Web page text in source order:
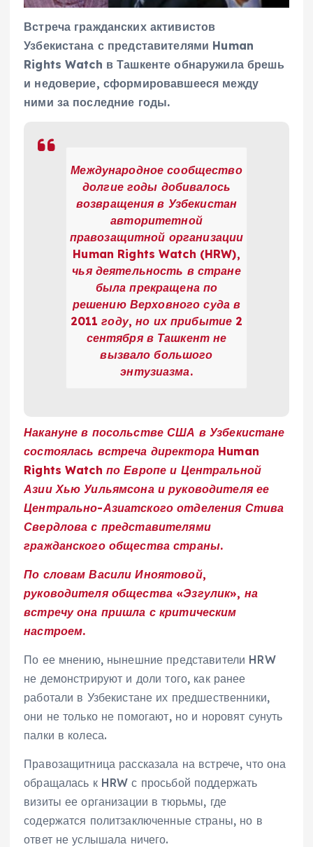
Встреча гражданских активистов
Узбекистана с представителями Human
Rights Watch в Ташкенте обнаружила брешь
и недоверие, сформировавшееся между
ними за последние годы.
Международное сообщество
долгие годы добивалось
возвращения в Узбекистан
авторитетной
правозащитной организации
Human Rights Watch (HRW),
чья деятельность в стране
была прекращена по
решению Верховного суда в
2011 году, но их прибытие 2
сентября в Ташкент не
вызвало большого
энтузиазма.
Накануне в посольстве США в Узбекистане
состоялась встреча директора Human
Rights Watch по Европе и Центральной
Азии Хью Уильямсона и руководителя ее
Центрально-Азиатского отделения Стива
Свердлова с представителями
гражданского общества страны.
По словам Васили Иноятовой,
руководителя общества «Эзгулик», на
встречу она пришла с критическим
настроем.
По ее мнению, нынешние представители HRW
не демонстрируют и доли того, как ранее
работали в Узбекистане их предшественники,
они не только не помогают, но и норовят сунуть
палки в колеса.
Правозащитница рассказала на встрече, что она
обращалась к HRW с просьбой поддержать
визиты ее организации в тюрьмы, где
содержатся политзаключенные страны, но в
ответ не услышала ничего.